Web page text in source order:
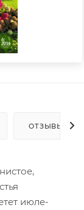
ОТЗЫВЫ
июле-